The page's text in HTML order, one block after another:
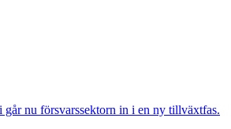
går nu försvarssektorn in i en ny tillväxtfas.